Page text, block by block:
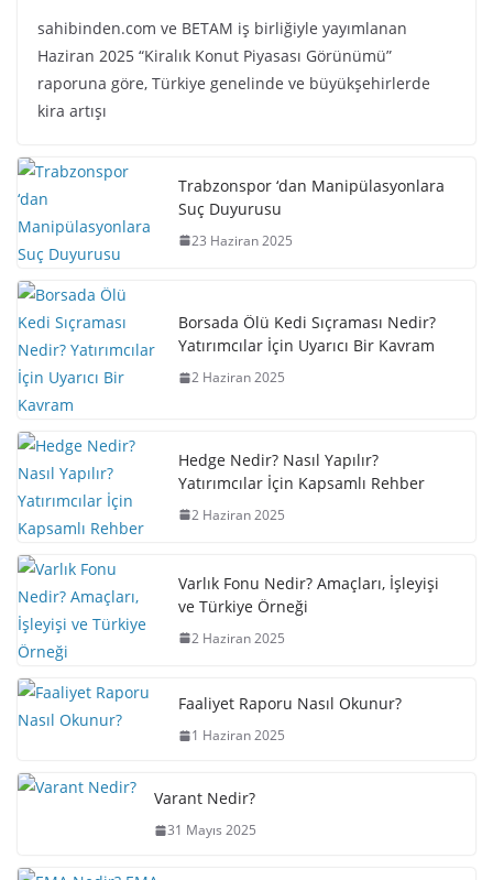
sahibinden.com ve BETAM iş birliğiyle yayımlanan
Haziran 2025 “Kiralık Konut Piyasası Görünümü”
raporuna göre, Türkiye genelinde ve büyükşehirlerde
kira artışı
Trabzonspor ‘dan Manipülasyonlara
Suç Duyurusu
23 Haziran 2025
Borsada Ölü Kedi Sıçraması Nedir?
Yatırımcılar İçin Uyarıcı Bir Kavram
2 Haziran 2025
Hedge Nedir? Nasıl Yapılır?
Yatırımcılar İçin Kapsamlı Rehber
2 Haziran 2025
Varlık Fonu Nedir? Amaçları, İşleyişi
ve Türkiye Örneği
2 Haziran 2025
Faaliyet Raporu Nasıl Okunur?
1 Haziran 2025
Varant Nedir?
31 Mayıs 2025